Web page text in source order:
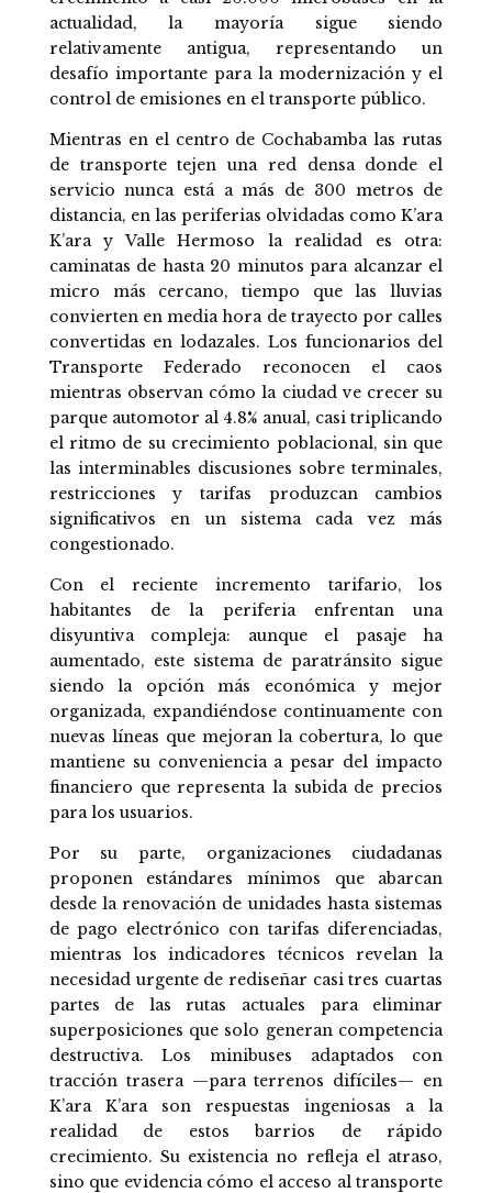
actualidad, la mayoría sigue siendo
relativamente antigua, representando un
desafío importante para la modernización y el
control de emisiones en el transporte público.
Mientras en el centro de Cochabamba las rutas
de transporte tejen una red densa donde el
servicio nunca está a más de 300 metros de
distancia, en las periferias olvidadas como K’ara
K’ara y Valle Hermoso la realidad es otra:
caminatas de hasta 20 minutos para alcanzar el
micro más cercano, tiempo que las lluvias
convierten en media hora de trayecto por calles
convertidas en lodazales. Los funcionarios del
Transporte Federado reconocen el caos
mientras observan cómo la ciudad ve crecer su
parque automotor al 4.8% anual, casi triplicando
el ritmo de su crecimiento poblacional, sin que
las interminables discusiones sobre terminales,
restricciones y tarifas produzcan cambios
significativos en un sistema cada vez más
congestionado.
Con el reciente incremento tarifario, los
habitantes de la periferia enfrentan una
disyuntiva compleja: aunque el pasaje ha
aumentado, este sistema de paratránsito sigue
siendo la opción más económica y mejor
organizada, expandiéndose continuamente con
nuevas líneas que mejoran la cobertura, lo que
mantiene su conveniencia a pesar del impacto
financiero que representa la subida de precios
para los usuarios.
Por su parte, organizaciones ciudadanas
proponen estándares mínimos que abarcan
desde la renovación de unidades hasta sistemas
de pago electrónico con tarifas diferenciadas,
mientras los indicadores técnicos revelan la
necesidad urgente de rediseñar casi tres cuartas
partes de las rutas actuales para eliminar
superposiciones que solo generan competencia
destructiva. Los minibuses adaptados con
tracción trasera —para terrenos difíciles— en
K’ara K’ara son respuestas ingeniosas a la
realidad de estos barrios de rápido
crecimiento. Su existencia no refleja el atraso,
sino que evidencia cómo el acceso al transporte